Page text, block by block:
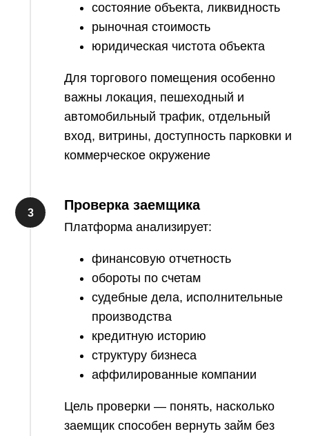
состояние объекта, ликвидность
рыночная стоимость
юридическая чистота объекта
Для торгового помещения особенно
важны локация, пешеходный и
автомобильный трафик, отдельный
вход, витрины, доступность парковки и
коммерческое окружение
Проверка заемщика
Платформа анализирует:
финансовую отчетность
обороты по счетам
судебные дела, исполнительные
производства
кредитную историю
структуру бизнеса
аффилированные компании
Цель проверки — понять, насколько
заемщик способен вернуть займ без